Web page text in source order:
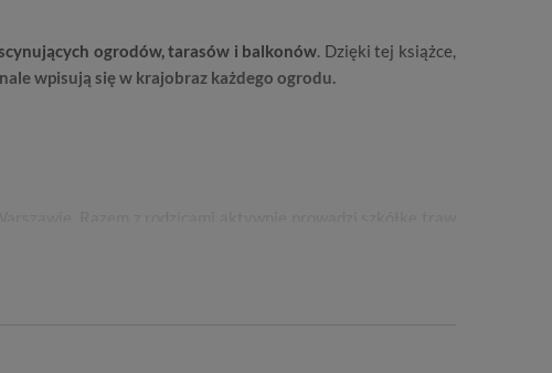
ogrodów, tarasów i balkonów. Dzięki tej książce,
wpisują się w krajobraz każdego ogrodu.